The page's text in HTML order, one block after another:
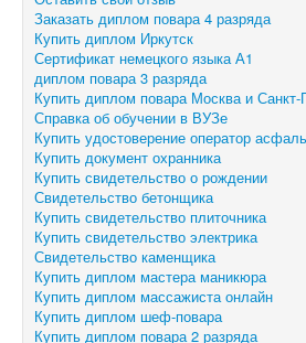
Заказать диплом повара 4 разряда
Купить диплом Иркутск
Сертификат немецкого языка А1
диплом повара 3 разряда
Купить диплом повара Москва и Санкт-
Справка об обучении в ВУЗе
Купить удостоверение оператор
Купить документ охранника
Купить свидетельство о рождении
Свидетельство бетонщика
Купить свидетельство плиточника
Купить свидетельство электрика
Свидетельство каменщика
Купить диплом мастера маникюра
Купить диплом массажиста онлайн
Купить диплом шеф-повара
Купить диплом повара 2 разряда